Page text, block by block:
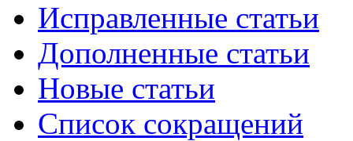
Исправленные статьи
Дополненные статьи
Новые статьи
Список сокращений